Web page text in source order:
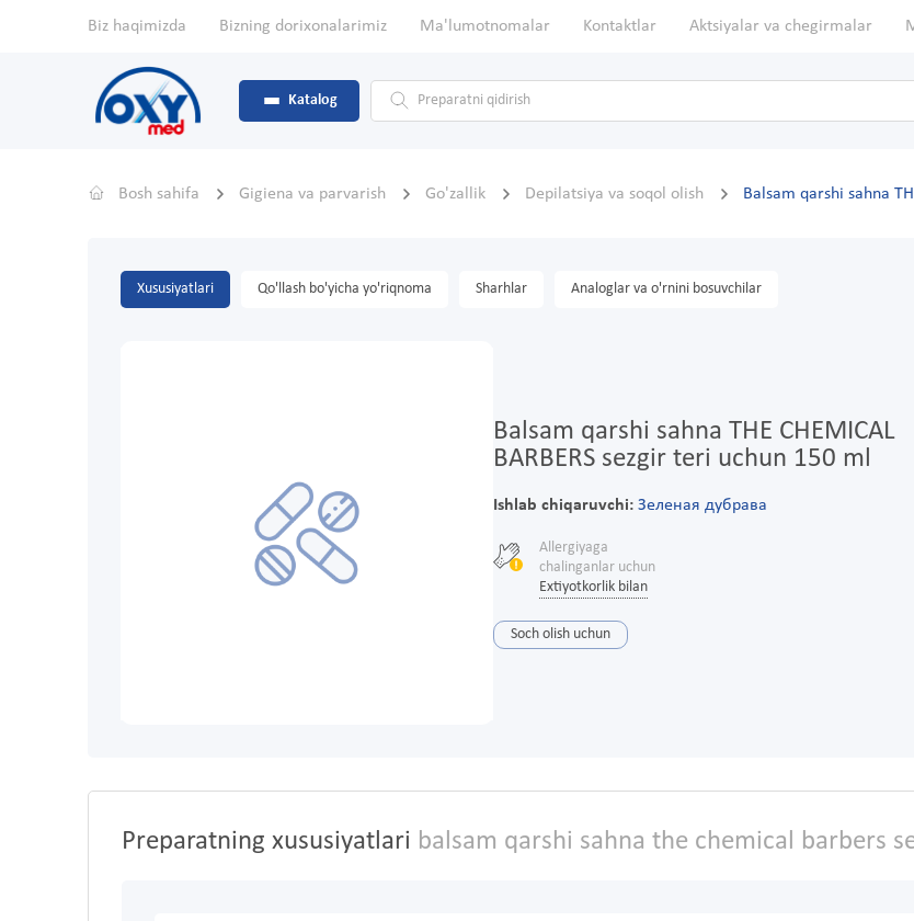
Biz haqimizda Bizning dorixonalarimiz Ma'lumotnomalar Kontaktlar Aktsiyalar va chegirmalar
Katalog
Bosh sahifa Gigiena va parvarish Go'zallik Depilatsiya va soqol olish Balsam qarshi sahna
Xususiyatlari Qo'llash bo'yicha yo'riqnoma Sharhlar Analoglar va o'rnini bosuvchilar
Balsam qarshi sahna THE CHEMICAL
BARBERS sezgir teri uchun 150 ml
Ishlab chiqaruvchi: Зеленая дубрава
Allergiyaga
chalinganlar uchun
Extiyotkorlik bilan
Soch olish uchun
Preparatning xususiyatlari balsam qarshi sahna the chemical barbers